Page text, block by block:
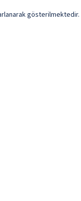
gösterilmektedir.